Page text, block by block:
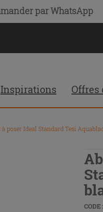
par WhatsApp
Inspirations Offres
à poser Ideal Standard Tesi
CODE